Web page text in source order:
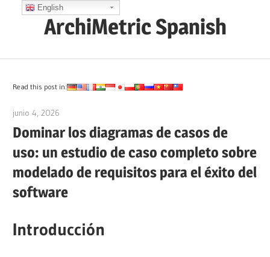
Saltar
ArchiMetric Spanish
Ops,
Agile
and
More
Read this post in:
junio 4, 2026
Dominar los diagramas de casos de
uso: un estudio de caso completo sobre
modelado de requisitos para el éxito del
software
Introducción
English